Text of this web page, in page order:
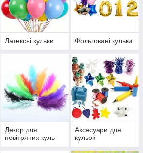
Латексні кульки Фольговані кульки
Декор для
повітряних куль
Аксесуари для
кульок